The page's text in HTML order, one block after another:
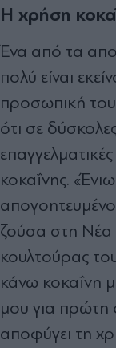
Η χρήση
Ένα από τα
πολύ είναι
προσωπική του
ότι σε
κοκαΐνης.
ζούσα στη Νέα
κουλτούρας
κάνω κοκαΐνη
μου για πρώτη
αποφύγει τη